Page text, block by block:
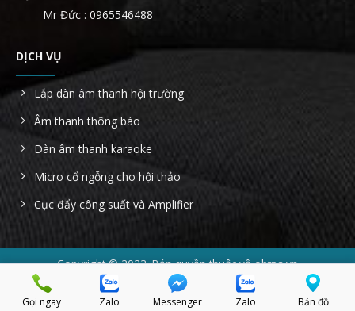
Mr Đức : 0965546488
DỊCH VỤ
Lắp dàn âm thanh hội trường
Âm thanh thông báo
Dàn âm thanh karaoke
Micro cổ ngỗng cho hội thảo
Cục đẩy công suất và Amplifier
Copyright © 2023. Bản quyền thuộc về obtpa.vn
Công ty TNHH AHK Sài Gòn - MST: 0314022854 - Địa chỉ: 602/41B
Điện Biên Phủ, Phường 22, Quận Bình Thạnh, Tp Hồ Chí Minh.
Gọi ngay Zalo Messenger Zalo Bản đồ